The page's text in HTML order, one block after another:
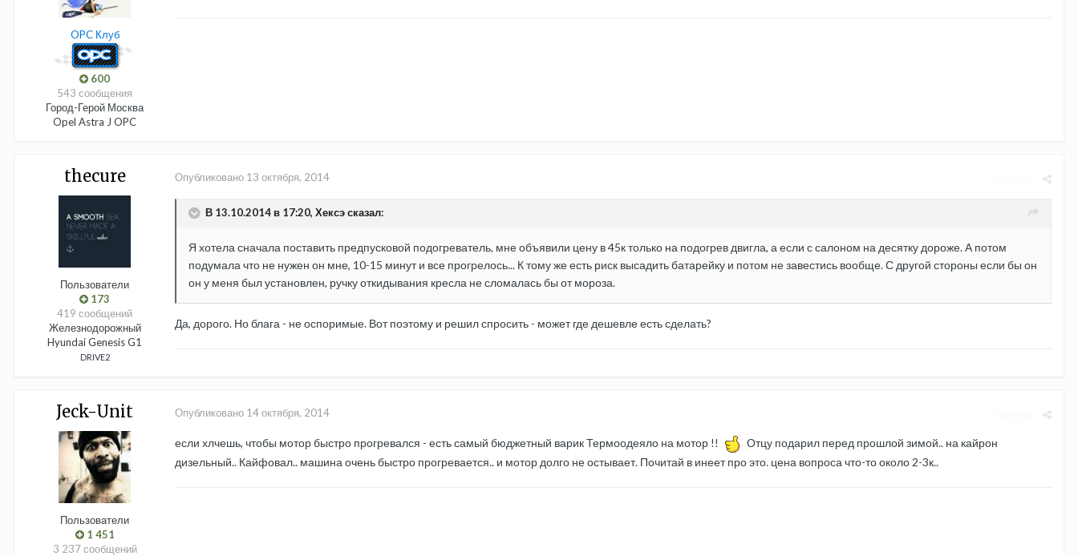
OPC Клуб
600
543 сообщения
Город-Герой Москва
Opel Astra J OPC
thecure
Пользователи
173
419 сообщений
Железнодорожный
Hyundai Genesis G1
DRIVE2
Опубликовано 13 октября, 2014
В 13.10.2014 в 17:20, Хексэ сказал:
Я хотела сначала поставить предпусковой подогреватель, мне объявили цену в 45к только на подогрев двигла, а если с салоном на десятку дороже. А потом
подумала что не нужен он мне, 10-15 минут и все прогрелось... К тому же есть риск высадить батарейку и потом не завестись вообще. С другой стороны если бы он
он у меня был установлен, ручку откидывания кресла не сломалась бы от мороза.
Да, дорого. Но блага - не оспоримые. Вот поэтому и решил спросить - может где дешевле есть сделать?
Jeck-Unit
Пользователи
1 451
3 237 сообщений
Опубликовано 14 октября, 2014
если хлчешь, чтобы мотор быстро прогревался - есть самый бюджетный варик Термоодеяло на мотор !!
Отцу подарил перед прошлой зимой.. на кайрон
дизельный.. Кайфовал.. машина очень быстро прогревается.. и мотор долго не остывает. Почитай в инеет про это. цена вопроса что-то около 2-3к..